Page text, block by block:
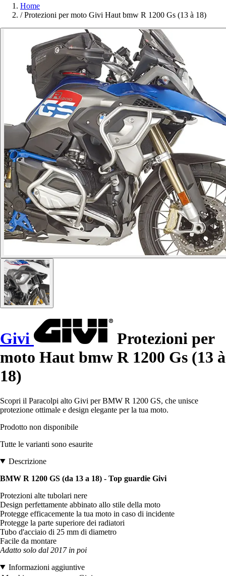
Home
/ Protezioni per moto Givi Haut bmw R 1200 Gs (13 à 18)
Givi
Protezioni per
moto Haut bmw R 1200 Gs (13 à
18)
Scopri il Paracolpi alto Givi per BMW R 1200 GS, che unisce
protezione ottimale e design elegante per la tua moto.
Prodotto non disponibile
Tutte le varianti sono esaurite
Descrizione
BMW R 1200 GS (da 13 a 18) - Top guardie Givi
Protezioni alte tubolari nere
Design perfettamente abbinato allo stile della moto
Protegge efficacemente la tua moto in caso di incidente
Protegge la parte superiore dei radiatori
Tubo d'acciaio di 25 mm di diametro
Facile da montare
Adatto solo dal 2017 in poi
Informazioni aggiuntive